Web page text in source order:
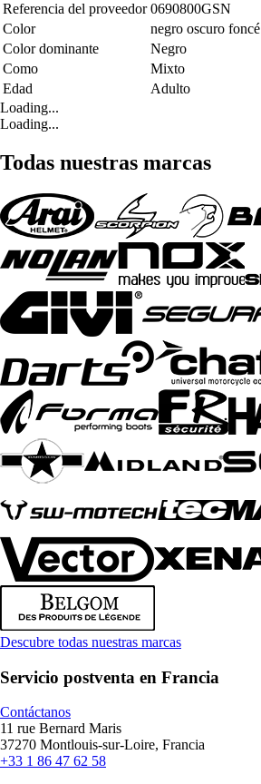
Referencia del proveedor 0690800GSN
Color
negro oscuro foncé
Color dominante
Negro
Como
Mixto
Edad
Adulto
Loading...
Loading...
Todas nuestras marcas
Descubre todas nuestras marcas
Servicio postventa en Francia
Contáctanos
11 rue Bernard Maris
37270 Montlouis-sur-Loire, Francia
+33 1 86 47 62 58